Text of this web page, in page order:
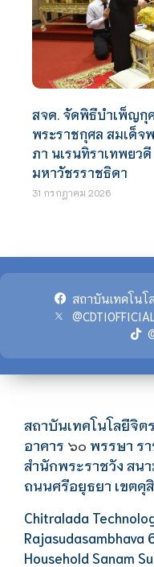
สจด. จัดพิธีบำเพ็ญกุ
พระราชกุศล สมเด็จ
ภา นเรนทิราเทพยว
มหาวัชรราชธิดา
31 กรกฎาคม 2026
สถาบันเทคโนโ
@CDTIOFFICIAL
สถาบันเทคโนโลยีจิต
อาคาร ๖๐ พรรษา ร
สำนักพระราชวัง สนา
ถนนศรีอยุธยา เขตดุ
Chitralada
Rajasudasambhava
Household Sanam